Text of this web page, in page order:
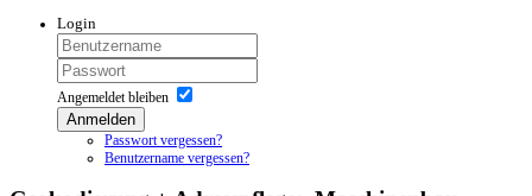
Login
Angemeldet bleiben
Anmelden
Passwort vergessen?
Benutzername vergessen?